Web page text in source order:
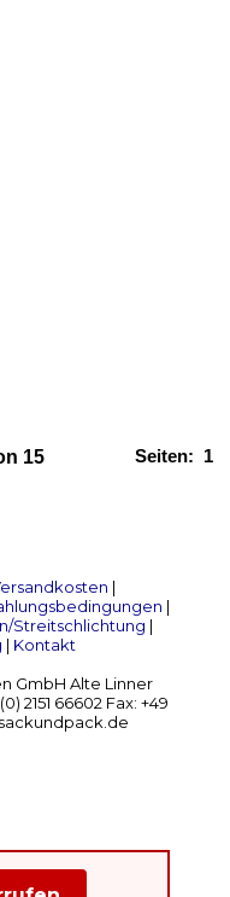
Seiten: 1
15
|
|
Streitschlichtung |
| Kontakt
GmbH Alte Linner
2151 66602 Fax: +49